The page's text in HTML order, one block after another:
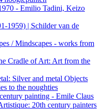
- Emilio Tadini, Keizo
1959) | Schilder van de
/ Mindscapes - works from
Cradle of Art: Art from the
Silver and metal Objects
to the noughties
painting - Emile Claus
20th century painters